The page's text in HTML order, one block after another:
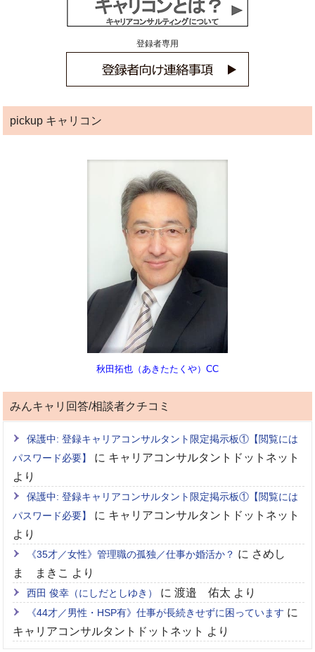
登録者専用
pickup キャリコン
秋田拓也（あきたたくや）CC
みんキャリ回答/相談者クチコミ
保護中: 登録キャリアコンサルタント限定掲示板①【閲覧には
パスワード必要】
に キャリアコンサルタントドットネット
より
保護中: 登録キャリアコンサルタント限定掲示板①【閲覧には
パスワード必要】
に キャリアコンサルタントドットネット
より
《35才／女性》管理職の孤独／仕事か婚活か？ に さめし
ま まきこ より
西田 俊幸（にしだとしゆき） に渡邉 佑太 より
《44才／男性・HSP有》仕事が長続きせずに困っています に
キャリアコンサルタントドットネット より